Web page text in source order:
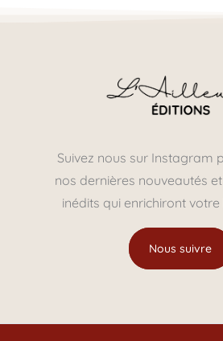
Suivez nous sur Instagram
nos dernières nouveautés
inédits qui enrichiront
Nous suivre